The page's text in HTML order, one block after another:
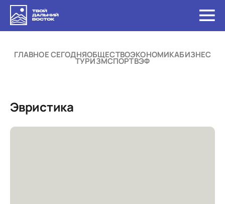
ГЛАВНОЕ СЕГОДНЯОБЩЕСТВОЭКОНОМИКАБИЗНЕС
ТУРИЗМСПОРТВЭФ
Эвристика